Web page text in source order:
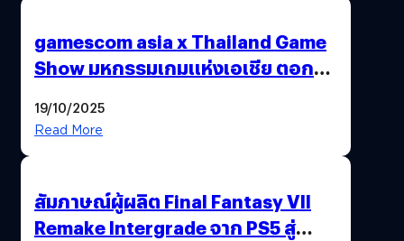
gamescom asia x Thailand Game
Show มหกรรมเกมแห่งเอเชีย ตอกย้ำ
พาณิชย์ร่วมชูความสำเร็จ
19/10/2025
Read More
สัมภาษณ์ผู้ผลิต Final Fantasy VII
Remake Intergrade จาก PS5 สู่